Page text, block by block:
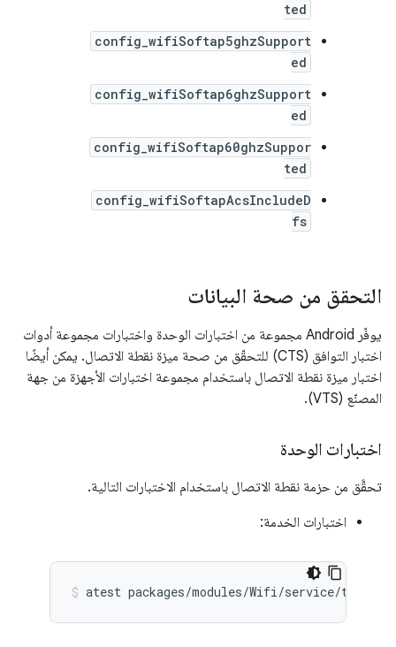
ted
config_wifiSoftap5ghzSupport
ed
config_wifiSoftap6ghzSupport
ed
config_wifiSoftap60ghzSuppor
ted
config_wifiSoftapAcsIncludeD
fs
التحقق من صحة البيانات
يوفّر Android مجموعة من اختبارات الوحدة واختبارات مجموعة أدوات
اختبار التوافق (CTS) للتحقّق من صحة ميزة نقطة الاتصال. يمكن أيضًا
اختبار ميزة نقطة الاتصال باستخدام مجموعة اختبارات الأجهزة من جهة
المصنّع (VTS).
اختبارات الوحدة
تحقَّق من حزمة نقطة الاتصال باستخدام الاختبارات التالية.
اختبارات الخدمة:
atest packages/modules/Wifi/service/